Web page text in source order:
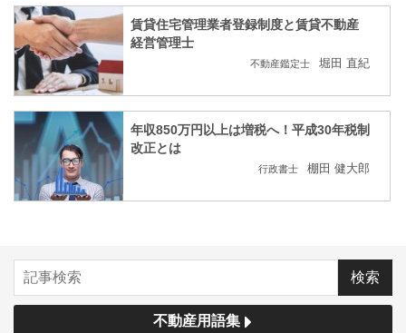
賃貸住宅管理業者登録制度と賃貸不動産
経営管理士
不動産鑑定士 堀田 直紀
年収850万円以上は増税へ！平成30年税制
改正とは
行政書士 棚田 健大郎
不動産用語集